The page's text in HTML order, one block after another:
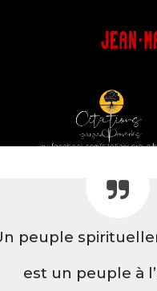
peuple
est un peuple à